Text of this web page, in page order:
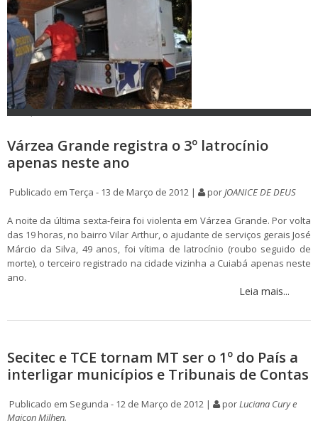
Várzea Grande registra o 3º latrocínio
apenas neste ano
Publicado em Terça - 13 de Março de 2012 | porJOANICE DE DEUS
A noite da última sexta-feira foi violenta em Várzea Grande. Por volta
das 19 horas, no bairro Vilar Arthur, o ajudante de serviços gerais José
Márcio da Silva, 49 anos, foi vítima de latrocínio (roubo seguido de
morte), o terceiro registrado na cidade vizinha a Cuiabá apenas neste
ano.
Leia mais...
Secitec e TCE tornam MT ser o 1º do País a
interligar municípios e Tribunais de Contas
Publicado em Segunda - 12 de Março de 2012 | porLuciana Cury e
Maicon Milhen.